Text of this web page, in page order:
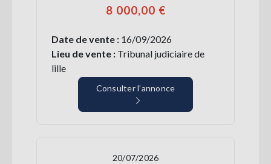
8 000,00 €
Date de vente : 16/09/2026
Lieu de vente : Tribunal judiciaire de
lille
Consulter l’annonce
20/07/2026